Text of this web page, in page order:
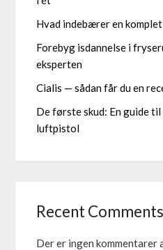
Hvad indebærer en
Forebyg isdannelse i
eksperten
Cialis — sådan får du en
De første skud: En guide
luftpistol
Recent Comments
Der er ingen kommentarer